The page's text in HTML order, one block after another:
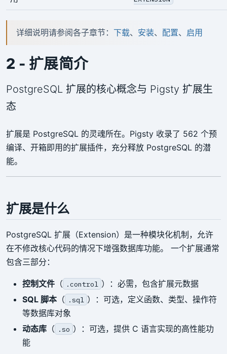
详细说明请参阅各子章节： 下载、 安装、 配置、 启用
2 - 扩展简介
PostgreSQL 扩展的核心概念与 Pigsty 扩展生
态
扩展是 PostgreSQL 的灵魂所在。Pigsty 收录了 562 个预
编译、开箱即用的扩展插件，充分释放 PostgreSQL 的潜
能。
扩展是什么
PostgreSQL 扩展（Extension）是一种模块化机制，允许
在不修改核心代码的情况下增强数据库功能。 一个扩展通常
包含三部分：
控制文件 （ .control ）：必需，包含扩展元数据
SQL 脚本 （ .sql ）：可选，定义函数、类型、操作符
等数据库对象
动态库 （ .so ）：可选，提供 C 语言实现的高性能功
能